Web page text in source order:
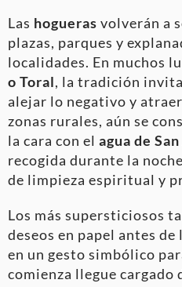
Las hogueras volverán a
plazas, parques y
localidades. En muchos
o Toral, la tradición
alejar lo negativo y
zonas rurales, aún se
la cara con el agua de
recogida durante la
de limpieza espiritual y
Los más supersticiosos
deseos en papel antes
en un gesto simbólico
comienza llegue cargado